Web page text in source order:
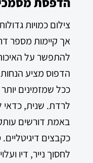
צילום כמויות
אך קיימות מספר
להתפשר על
הדפוס מציע
ככל שמזמינים
לרדת. שנית, כדאי
באמת דורשים
כקבצים דיגיטליים.
לחסוך נייר, דיו